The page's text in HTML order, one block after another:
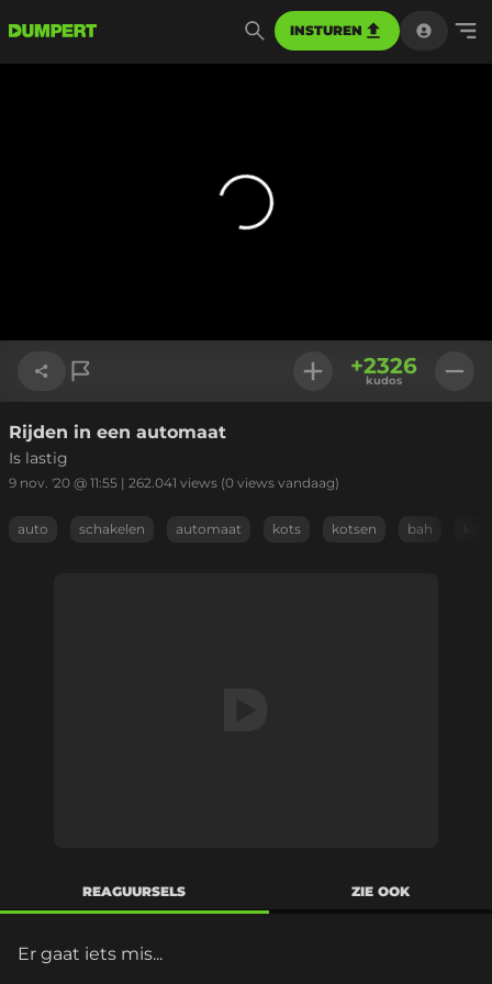
INSTUREN
Link kopiëren
+2326
kudos
Rijden in een automaat
Is lastig
9 nov. '20 @ 11:55 | 262.041 views (0 views vandaag)
auto schakelen automaat kots kotsen bah
REAGUURSELS ZIE OOK
Er gaat iets mis...